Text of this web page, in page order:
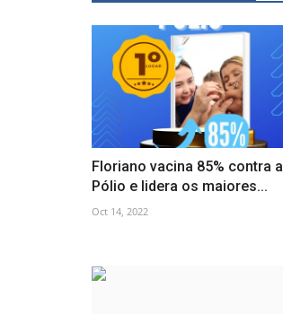
Floriano vacina 85% contra a
Pólio e lidera os maiores...
Oct 14, 2022